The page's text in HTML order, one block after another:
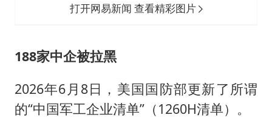
打开网易新闻 查看精彩图片
188家中企被拉黑
2026年6月8日，美国国防部更新了所谓
的“中国军工企业清单”（1260H清单）。